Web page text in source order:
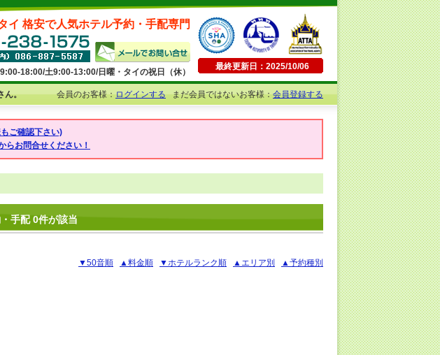
イ 格安で人気ホテル予約・手配専門
9:00-18:00/土9:00-13:00/日曜・タイの祝日（休）
最終更新日：2025/10/06
ん。 会員のお客様：ログインするまだ会員ではないお客様：会員登録する
ご確認下さい)
らお問合せください！
手配 0件が該当
▼50音順 ▲料金順 ▼ホテルランク順 ▲エリア別 ▲予約種別